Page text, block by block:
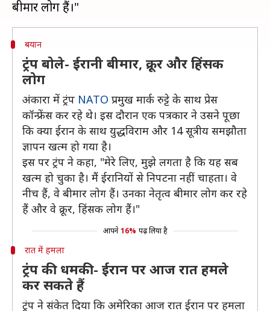
बयान
ट्रंप बोले- ईरानी बीमार, क्रूर और हिंसक
लोग
अंकारा में ट्रंप NATO प्रमुख मार्क रुट्टे के साथ प्रेस
कॉन्फ्रेंस कर रहे थे। इस दौरान एक पत्रकार ने उसने पूछा
कि क्या ईरान के साथ युद्धविराम और 14 सूत्रीय समझौता
ज्ञापन खत्म हो गया है।
इस पर ट्रंप ने कहा, "मेरे लिए, मुझे लगता है कि यह सब
खत्म हो चुका है। मैं ईरानियों से निपटना नहीं चाहता। वे
नीच हैं, वे बीमार लोग हैं। उनका नेतृत्व बीमार लोग कर रहे
हैं और वे क्रूर, हिंसक लोग हैं।"
आपने 16% पढ़ लिया है
रात में हमला
ट्रंप की धमकी- ईरान पर आज रात हमले
कर सकते हैं
ट्रंप ने संकेत दिया कि अमेरिका आज रात ईरान पर हमला